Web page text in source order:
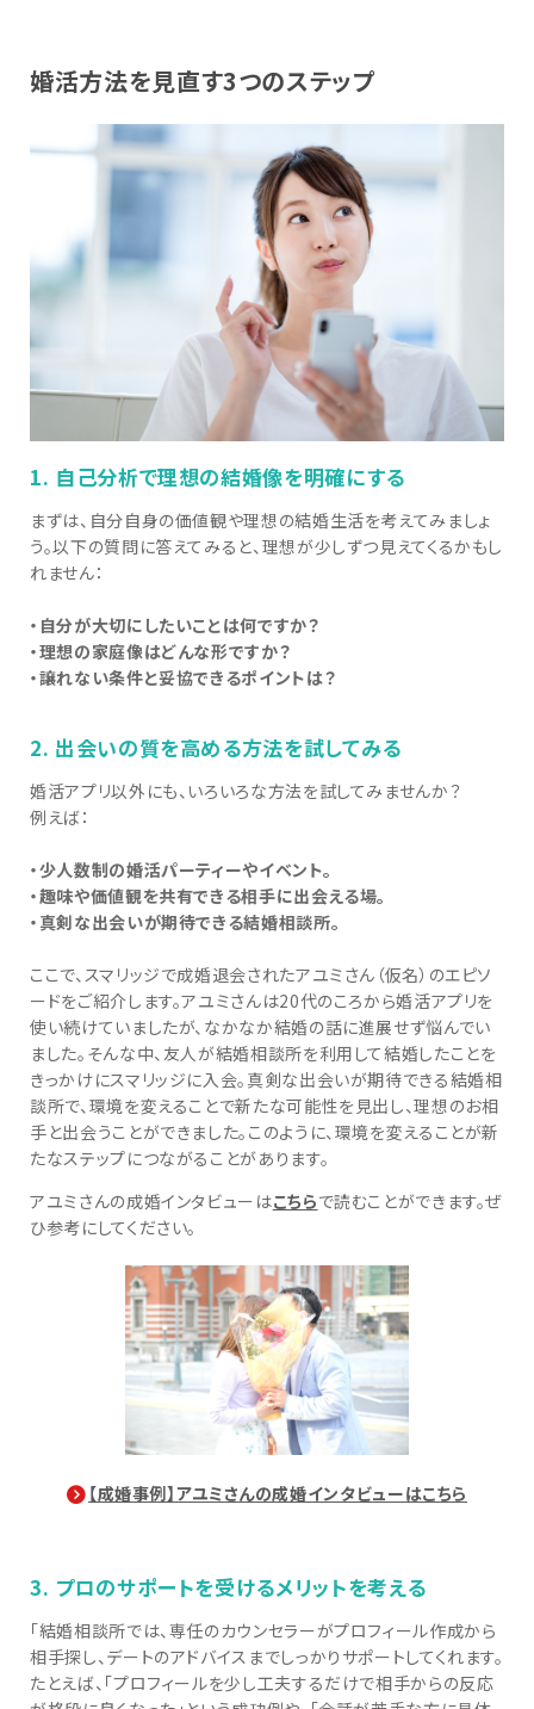
婚活方法を見直す3つのステップ
1. 自己分析で理想の結婚像を明確にする
まずは、自分自身の価値観や理想の結婚生活を考えてみましょ
う。以下の質問に答えてみると、理想が少しずつ見えてくるかもし
れません：
・自分が大切にしたいことは何ですか？
・理想の家庭像はどんな形ですか？
・譲れない条件と妥協できるポイントは？
2. 出会いの質を高める方法を試してみる
婚活アプリ以外にも、いろいろな方法を試してみませんか？
例えば：
・少人数制の婚活パーティーやイベント。
・趣味や価値観を共有できる相手に出会える場。
・真剣な出会いが期待できる結婚相談所。
ここで、スマリッジで成婚退会されたアユミさん（仮名）のエピソ
ードをご紹介します。アユミさんは20代のころから婚活アプリを
使い続けていましたが、なかなか結婚の話に進展せず悩んでい
ました。そんな中、友人が結婚相談所を利用して結婚したことを
きっかけにスマリッジに入会。真剣な出会いが期待できる結婚相
談所で、環境を変えることで新たな可能性を見出し、理想のお相
手と出会うことができました。このように、環境を変えることが新
たなステップにつながることがあります。
アユミさんの成婚インタビューはこちらで読むことができます。ぜ
ひ参考にしてください。
【成婚事例】アユミさんの成婚インタビューはこちら
3. プロのサポートを受けるメリットを考える
「結婚相談所では、専任のカウンセラーがプロフィール作成から
相手探し、デートのアドバイスまでしっかりサポートしてくれます。
たとえば、「プロフィールを少し工夫するだけで相手からの反応